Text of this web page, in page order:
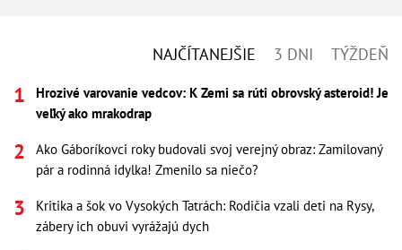
NAJČÍTANEJŠIE 3 DNI TÝŽDEŇ
Hrozivé varovanie vedcov: K Zemi sa rúti obrovský asteroid! Je
veľký ako mrakodrap
Ako Gáboríkovci roky budovali svoj verejný obraz: Zamilovaný
pár a rodinná idylka! Zmenilo sa niečo?
Kritika a šok vo Vysokých Tatrách: Rodičia vzali deti na Rysy,
zábery ich obuvi vyrážajú dych